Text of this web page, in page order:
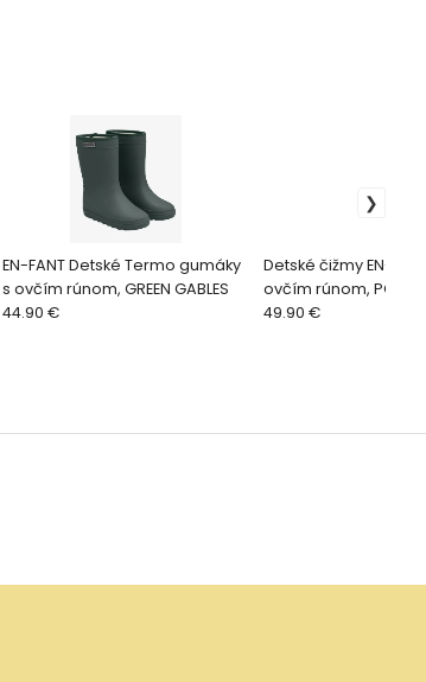
EN-FANT Detské Termo gumáky
s ovčím rúnom, GREEN GABLES
44.90 €
Detské čižmy EN-
ovčím rúnom,
49.90 €